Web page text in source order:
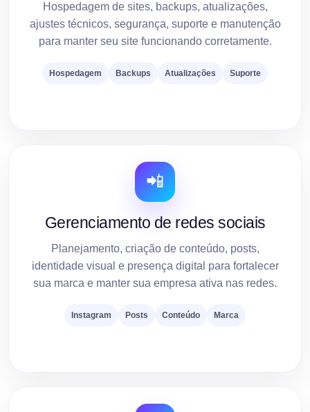
Hospedagem de sites, backups, atualizações,
ajustes técnicos, segurança, suporte e manutenção
para manter seu site funcionando corretamente.
Hospedagem Backups Atualizações Suporte
📲
Gerenciamento de redes sociais
Planejamento, criação de conteúdo, posts,
identidade visual e presença digital para fortalecer
sua marca e manter sua empresa ativa nas redes.
Instagram Posts Conteúdo Marca